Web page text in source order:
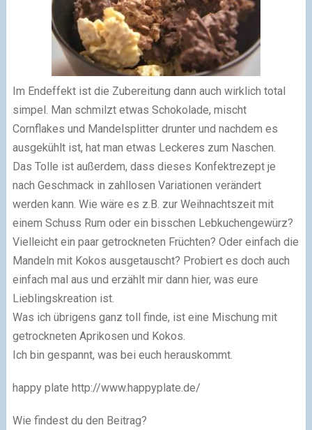
Im Endeffekt ist die Zubereitung dann auch wirklich total
simpel. Man schmilzt etwas Schokolade, mischt
Cornflakes und Mandelsplitter drunter und nachdem es
ausgekühlt ist, hat man etwas Leckeres zum Naschen.
Das Tolle ist außerdem, dass dieses Konfektrezept je
nach Geschmack in zahllosen Variationen verändert
werden kann. Wie wäre es z.B. zur Weihnachtszeit mit
einem Schuss Rum oder ein bisschen Lebkuchengewürz?
Vielleicht ein paar getrockneten Früchten? Oder einfach die
Mandeln mit Kokos ausgetauscht? Probiert es doch auch
einfach mal aus und erzählt mir dann hier, was eure
Lieblingskreation ist.
Was ich übrigens ganz toll finde, ist eine Mischung mit
getrockneten Aprikosen und Kokos.
Ich bin gespannt, was bei euch herauskommt.
happy plate http://www.happyplate.de/
Wie findest du den Beitrag?